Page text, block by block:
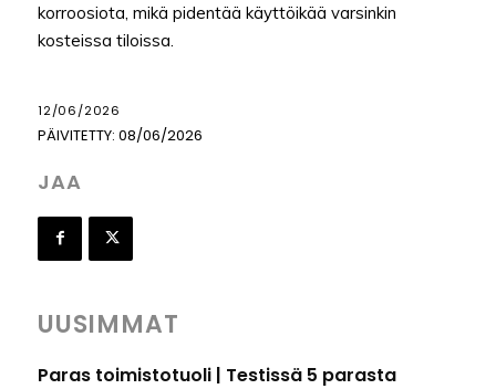
korroosiota, mikä pidentää käyttöikää varsinkin
kosteissa tiloissa.
12/06/2026
PÄIVITETTY: 08/06/2026
JAA
UUSIMMAT
Paras toimistotuoli | Testissä 5 parasta